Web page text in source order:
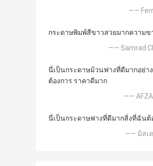
——
กระดาษพิมพ์สีขาวสวยมากความข
—— Samrad
นี่เป็นกระดาษม้วนฟางที่ดีมากอย่า
ต้องการ ราคาดีมาก
——
นี่เป็นกระดาษฟางที่ดีมากสิ่งที่ฉันต้
—— มิสเ